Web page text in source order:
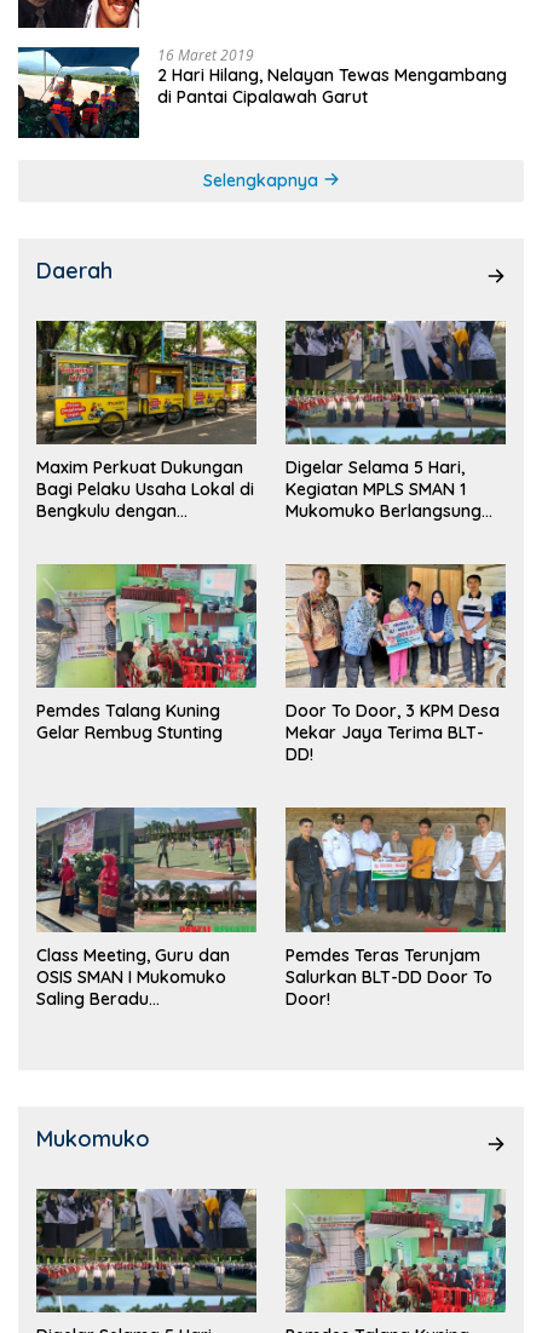
16 Maret 2019
2 Hari Hilang, Nelayan Tewas Mengambang
di Pantai Cipalawah Garut
Selengkapnya
Daerah
Maxim Perkuat Dukungan
Bagi Pelaku Usaha Lokal di
Bengkulu dengan
Pasar
Digelar Selama 5 Hari,
Kegiatan MPLS SMAN 1
Mukomuko Berlangsung
Pemdes Talang Kuning
Gelar Rembug Stunting
Door To Door, 3 KPM Desa
Mekar Jaya Terima BLT-
DD!
Class Meeting, Guru dan
OSIS SMAN I Mukomuko
Saling Beradu
Pemdes Teras Terunjam
Salurkan BLT-DD Door To
Door!
Mukomuko